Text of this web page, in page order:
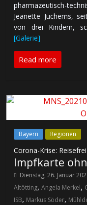
phar­ma­zeu­tisch-
Jeanette Juchems,
von drei Kin­dern,
[Galerie]
Read more
Bayern Regionen
Corona-Krise:
Impfkarte
Dienstag, 26. Januar
Altötting,Angela Merkel,
ISB, Markus Söder,